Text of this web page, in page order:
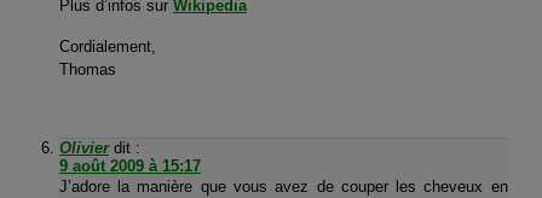
Plus d’infos sur Wikipedia
Cordialement,
Thomas
Olivier dit :
9 août 2009 à 15:17
J’adore la manière que vous avez de couper les cheveux en